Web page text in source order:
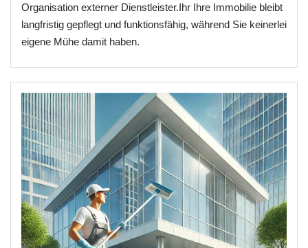
Organisation externer Dienstleister.Ihr Ihre Immobilie bleibt
langfristig gepflegt und funktionsfähig, während Sie keinerlei
eigene Mühe damit haben.